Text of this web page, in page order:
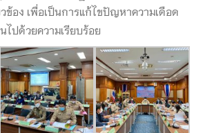
ข้อง เพื่อเป็นการแก้ไขปัญหาความเดือด
ไปด้วยความเรียบร้อย